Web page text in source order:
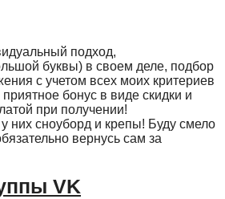
подход,
буквы) в своем деле, подбор
с учетом всех моих критериев
бонус в виде скидки и
при получении!
них сноуборд и крепы! Буду смело
вернусь сам за
VK